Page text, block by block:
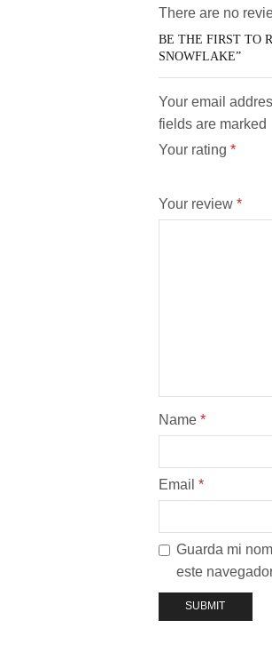
There are no
BE THE FIRST TO
SNOWFLAKE”
Your email
fields are marked
Your rating *
Your review *
Name *
Email *
Guarda mi
este